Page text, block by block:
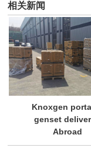
相关新闻
Knoxgen
genset
Abroad